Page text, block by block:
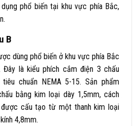
phổ biến tại khu vực phía Bắc,
B
dùng phổ biến ở khu vực phía Bắc
Đây là kiểu phích cắm điện 3 chấu
chuẩn NEMA 5-15. Sản phẩm
bằng kim loại dày 1,5mm, cách
cấu tạo từ một thanh kim loại
4,8mm.